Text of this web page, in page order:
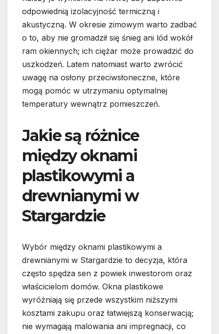
odpowiednią izolacyjność termiczną i
akustyczną. W okresie zimowym warto zadbać
o to, aby nie gromadził się śnieg ani lód wokół
ram okiennych; ich ciężar może prowadzić do
uszkodzeń. Latem natomiast warto zwrócić
uwagę na osłony przeciwsłoneczne, które
mogą pomóc w utrzymaniu optymalnej
temperatury wewnątrz pomieszczeń.
Jakie są różnice
między oknami
plastikowymi a
drewnianymi w
Stargardzie
Wybór między oknami plastikowymi a
drewnianymi w Stargardzie to decyzja, która
często spędza sen z powiek inwestorom oraz
właścicielom domów. Okna plastikowe
wyróżniają się przede wszystkim niższymi
kosztami zakupu oraz łatwiejszą konserwacją;
nie wymagają malowania ani impregnacji, co